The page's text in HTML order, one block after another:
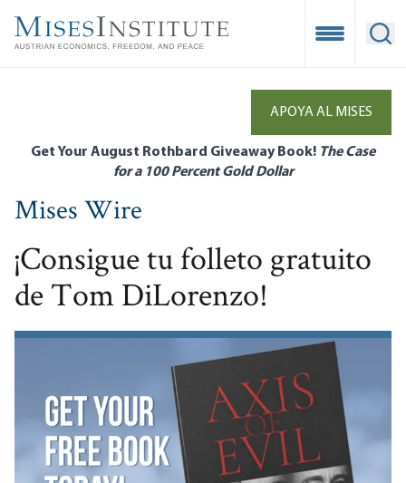
main
Open
APOYA AL MISES
Get Your August Rothbard Giveaway Book! The Case
for a 100 Percent Gold Dollar
Mises Wire
¡Consigue tu folleto gratuito
de Tom DiLorenzo!